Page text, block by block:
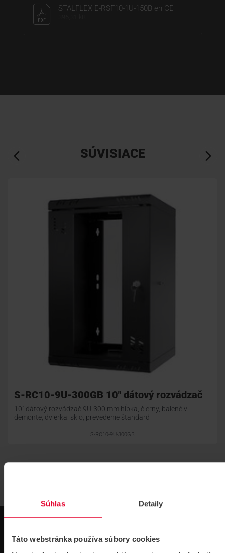
Súhlas Detaily
Táto webstránka používa súbory cookies
STALFLEX E-RSF10-1U-150B en CE
SÚVISIACE
S-RC10-9U-300GB 10" dátový rozvádzač
10" dátový rozvádzač 9U-300 mm hĺbka, čierny, balené v
demonte, dvierka: sklo, prevedenie štandard
S-RC10-9U-300GB